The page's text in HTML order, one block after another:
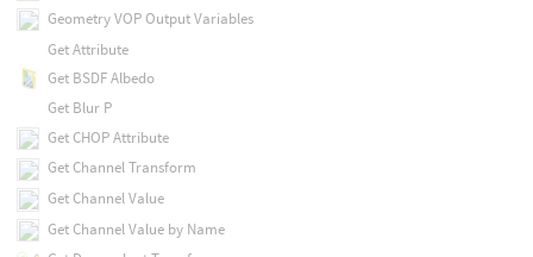
Geometry VOP Output Variables
Get Attribute
Get BSDF Albedo
Get Blur P
Get CHOP Attribute
Get Channel Transform
Get Channel Value
Get Channel Value by Name